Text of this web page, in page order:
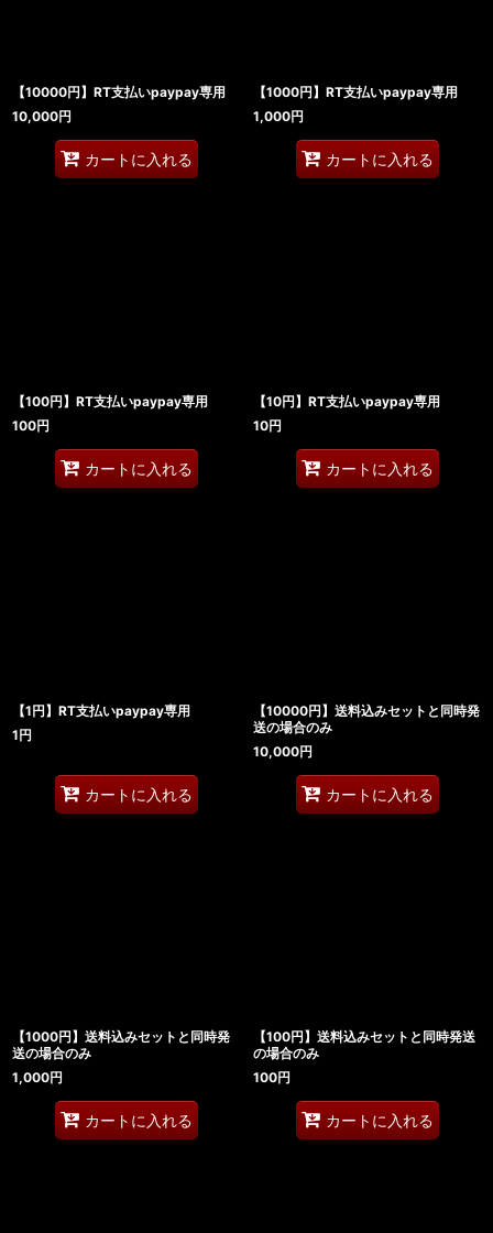
【10000円】RT支払いpaypay専用
10,000円
カートに入れる
【1000円】RT支払いpaypay専用
1,000円
カートに入れる
【100円】RT支払いpaypay専用
100円
カートに入れる
【10円】RT支払いpaypay専用
10円
カートに入れる
【1円】RT支払いpaypay専用
1円
カートに入れる
【10000円】送料込みセットと同時発
送の場合のみ
10,000円
カートに入れる
【1000円】送料込みセットと同時発
送の場合のみ
1,000円
カートに入れる
【100円】送料込みセットと同時発送
の場合のみ
100円
カートに入れる